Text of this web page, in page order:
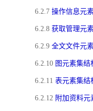
6.2.7 操作信息元
6.2.8 获取管理元
6.2.9 全文文件元
6.2.10 图元素集结
6.2.11 表元素集结
6.2.12 附加资料元